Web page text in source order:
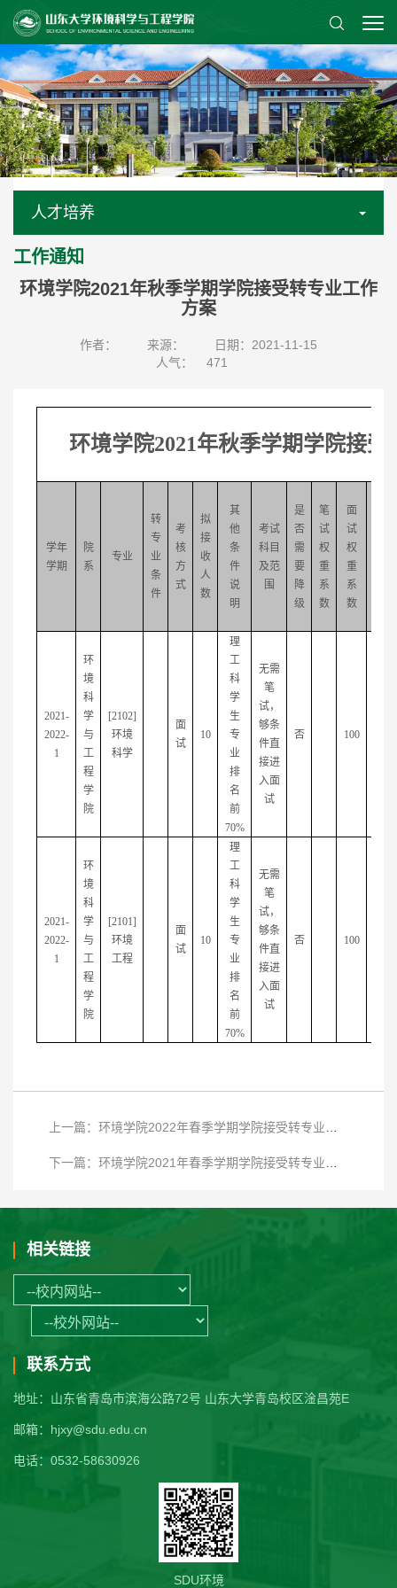
人才培养
工作通知
环境学院2021年秋季学期学院接受转专业工作
方案
作者： 来源：
日期：2021-11-15
人气：
471
环境学院2021年秋季学期学院接
学年
学期
院
系
专业
转
专
业
条
件
考
核
方
式
拟
接
收
人
数
其
他
条
件
说
明
考试
科目
及范
围
是
否
需
要
降
级
笔
试
权
重
系
数
面
试
权
重
系
数
2021-
2022-
1
环
境
科
学
与
工
程
学
院
[2102]
环境
科学
面
试
10
理
工
科
学
生
专
业
排
名
前
70%
无需
笔
试，
够条
件直
接进
入面
试
否 100
2021-
2022-
1
环
境
科
学
与
工
程
学
院
[2101]
环境
工程
面
试
10
理
工
科
学
生
专
业
排
名
前
70%
无需
笔
试，
够条
件直
接进
入面
试
否 100
上一篇：环境学院2022年春季学期学院接受转专业工作方案
下一篇：环境学院2021年春季学期学院接受转专业工作方案
相关链接
联系方式
地址：山东省青岛市滨海公路72号 山东大学青岛校区淦昌苑E
邮箱：hjxy@sdu.edu.cn
电话：0532-58630926
SDU环境